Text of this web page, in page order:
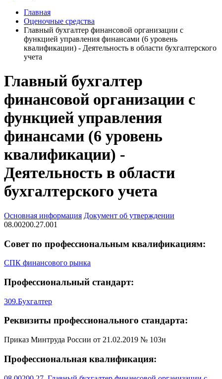
Главная
Оценочные средства
Главный бухгалтер финансовой организации с
функцией управления финансами (6 уровень
квалификации) - Деятельность в области бухгалтерского
учета
Главный бухгалтер
финансовой организации с
функцией управления
финансами (6 уровень
квалификации) -
Деятельность в области
бухгалтерского учета
Основная информация Документ об утверждении
08.00200.27.001
Совет по профессиональным квалификациям:
СПК финансового рынка
Профессиональный стандарт:
309.Бухгалтер
Реквизиты профессионального стандарта:
Приказ Минтруда России от 21.02.2019 № 103н
Профессиональная квалификация: